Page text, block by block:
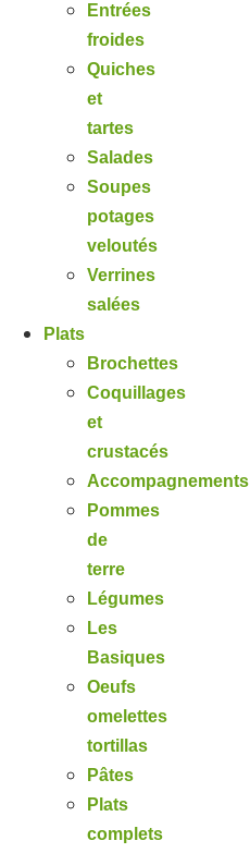
Entrées
froides
Quiches
et
tartes
Salades
Soupes
potages
veloutés
Verrines
salées
Plats
Brochettes
Coquillages
et
crustacés
Accompagnements
Pommes
de
terre
Légumes
Les
Basiques
Oeufs
omelettes
tortillas
Pâtes
Plats
complets